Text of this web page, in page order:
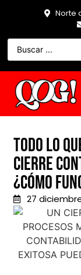
Norte
Todo lo
cierre
¿Cómo
27